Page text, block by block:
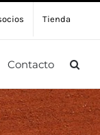
Tienda
Contacto